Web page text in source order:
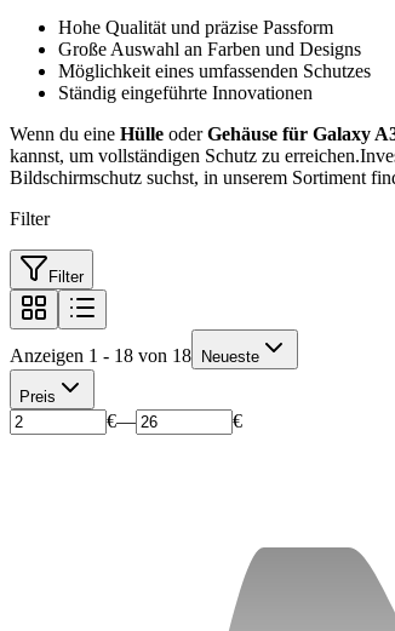
Hohe Qualität und präzise Passform
Große Auswahl an Farben und Designs
Möglichkeit eines umfassenden Schutzes
Ständig eingeführte Innovationen
Wenn du eine Hülle oderGehäuse für Galaxy
kannst, um vollständigen Schutz zu
Bildschirmschutz suchst, in unserem Sortiment
Filter
Filter
Anzeigen 1 - 18 von 18 Neueste
Preis
€— €